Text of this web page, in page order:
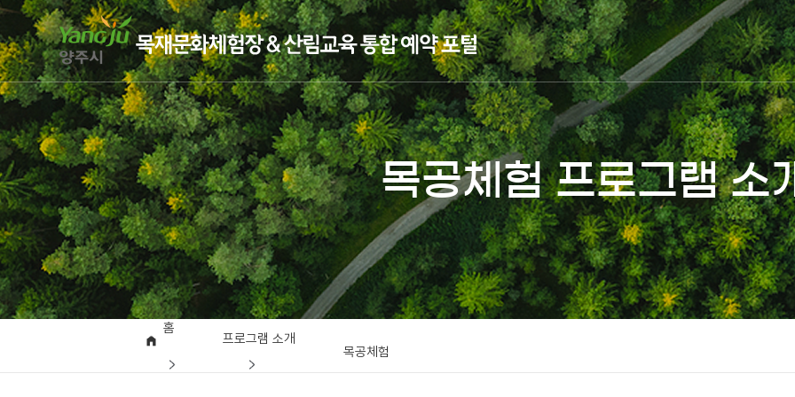
목공체험 프로그램 소
홈
프로그램 소개
목공체험